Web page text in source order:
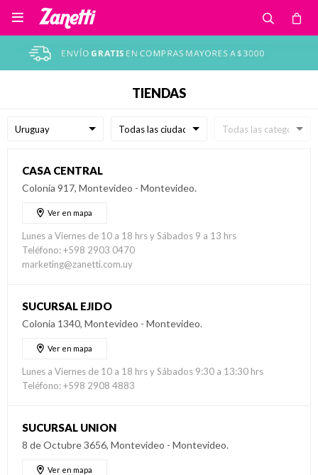

TIENDAS
CASA CENTRAL
Colonia 917, Montevideo - Montevideo.
Ver en mapa
Lunes a Viernes de 10 a 18 hrs y Sábados 9 a 13 hrs
Teléfono: +598 2903 0470
marketing@zanetti.com.uy
SUCURSAL EJIDO
Colonia 1340, Montevideo - Montevideo.
Ver en mapa
Lunes a Viernes de 10 a 18 hrs y Sábados 9:30 a 13:30 hrs
Teléfono: +598 2908 4883
SUCURSAL UNION
8 de Octubre 3656, Montevideo - Montevideo.
Ver en mapa